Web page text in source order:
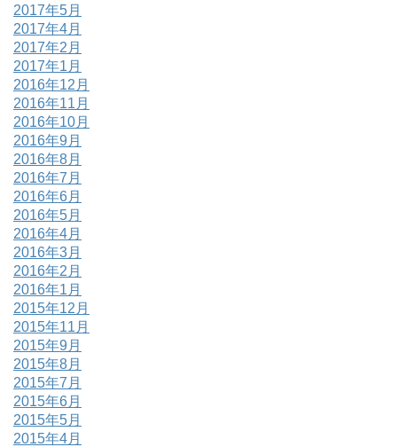
2017年5月
2017年4月
2017年2月
2017年1月
2016年12月
2016年11月
2016年10月
2016年9月
2016年8月
2016年7月
2016年6月
2016年5月
2016年4月
2016年3月
2016年2月
2016年1月
2015年12月
2015年11月
2015年9月
2015年8月
2015年7月
2015年6月
2015年5月
2015年4月